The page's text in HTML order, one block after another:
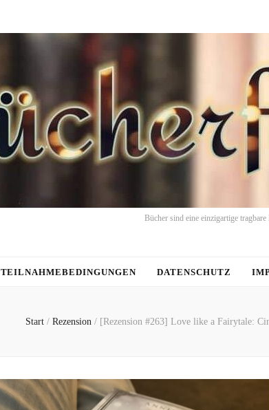
Bücher sind eine einzigartige tragbare
TEILNAHMEBEDINGUNGEN DATENSCHUTZ
Start / Rezension / [Rezension #263] Love like a Fairytale: